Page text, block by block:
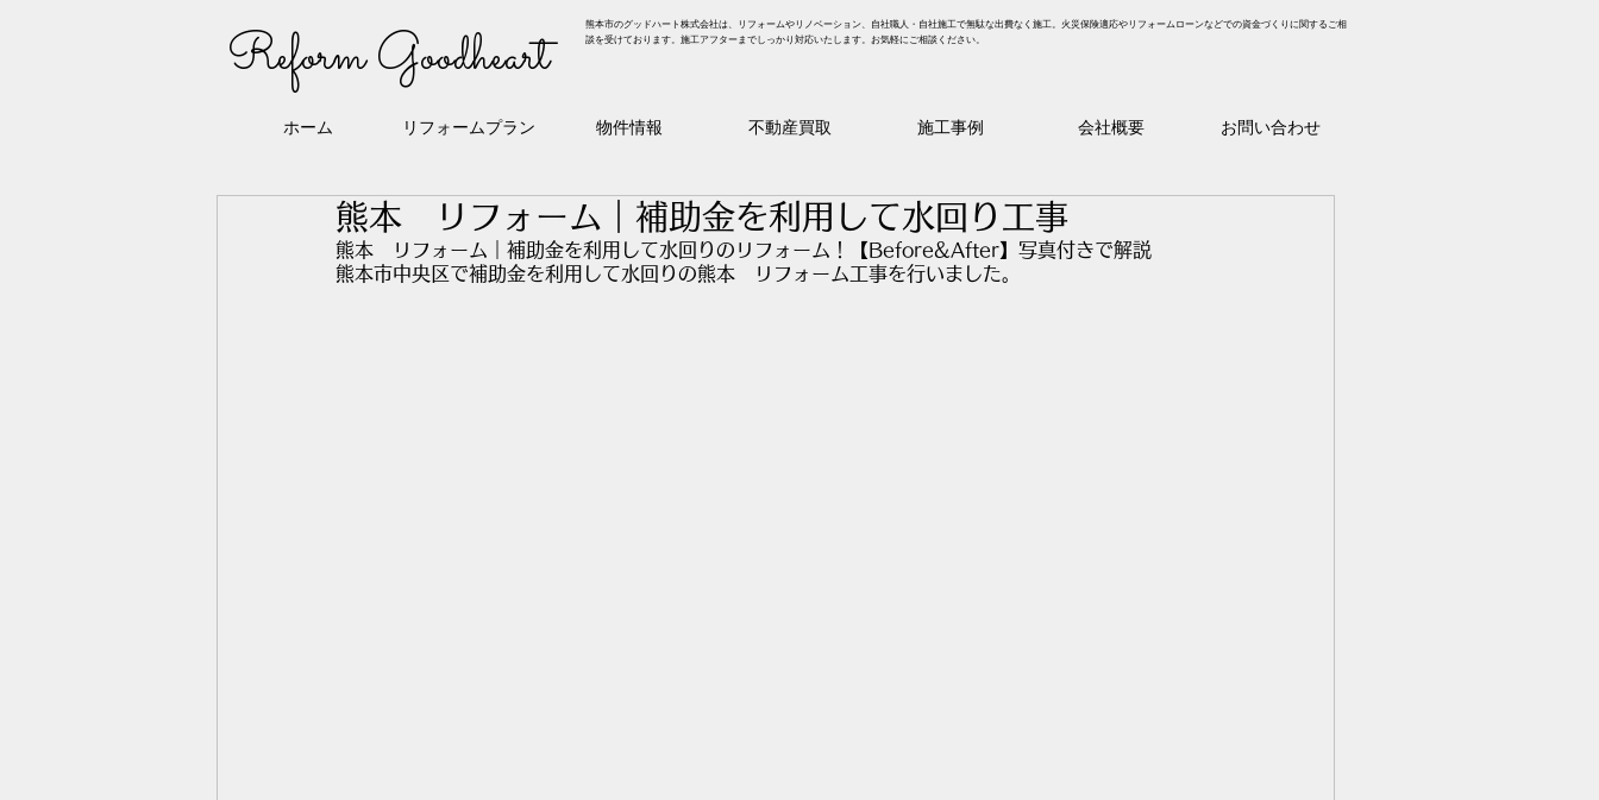
Reform Goodheart
熊本市のグッドハート株式会社は、リフォームやリノベーション、自社職人・自社施工で無駄な出費なく施工。火災保険適応やリフォームローンなどでの資金づくりに関するご相
談を受けております。施工アフターまでしっかり対応いたします。お気軽にご相談ください。
ホーム リフォームプラン 物件情報 不動産買取 施工事例 会社概要 お問い合わせ
熊本 リフォーム｜補助金を利用して水回り工事
熊本　リフォーム｜補助金を利用して水回りのリフォーム！【Before&After】写真付きで解説
熊本市中央区で補助金を利用して水回りの熊本　リフォーム工事を行いました。